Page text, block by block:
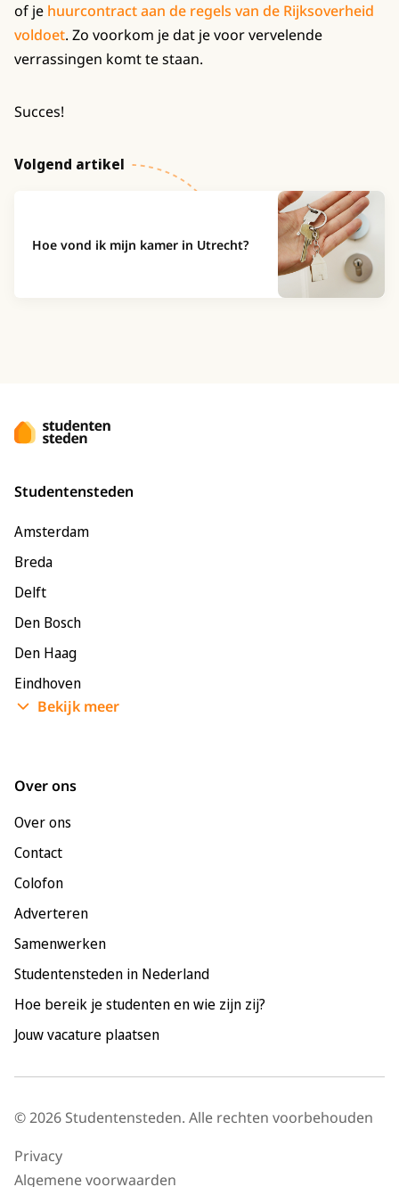
of je huurcontract aan de regels van de Rijksoverheid
voldoet. Zo voorkom je dat je voor vervelende
verrassingen komt te staan.
Succes!
Volgend artikel
Hoe vond ik mijn kamer in Utrecht?
Studentensteden
Amsterdam
Breda
Delft
Den Bosch
Den Haag
Eindhoven
Enschede
Bekijk meer
Over ons
Over ons
Contact
Colofon
Adverteren
Samenwerken
Studentensteden in Nederland
Hoe bereik je studenten en wie zijn zij?
Jouw vacature plaatsen
© 2026 Studentensteden. Alle rechten voorbehouden
Privacy
Algemene voorwaarden